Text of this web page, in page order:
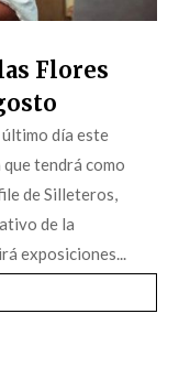
Flores
día este
tendrá como
de Silleteros,
de la
exposiciones...